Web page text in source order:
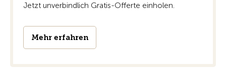
Jetzt unverbindlich Gratis-Offerte einholen.
Mehr erfahren